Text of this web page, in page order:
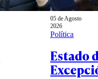
05 de Agosto
2026
Política
Estado